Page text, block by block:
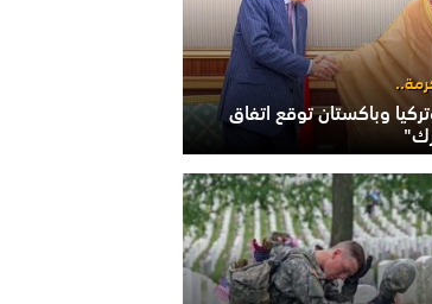
وباكستان توقع اتفاق